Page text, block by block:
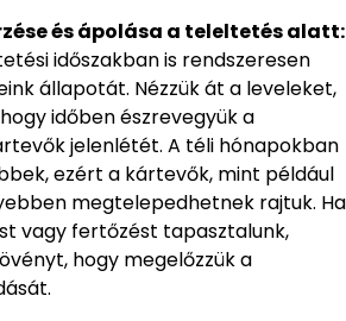
és ápolása a teleltetés alatt:
időszakban is rendszeresen
állapotát. Nézzük át a leveleket,
időben észrevegyük a
jelenlétét. A téli hónapokban
ezért a kártevők, mint például
megtelepedhetnek rajtuk. Ha
vagy fertőzést tapasztalunk,
hogy megelőzzük a